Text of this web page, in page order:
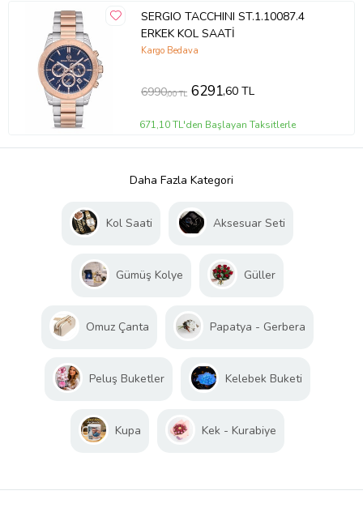
SERGIO TACCHINI ST.1.10087.4
ERKEK KOL SAATİ
Kargo Bedava
6990,00 TL 6291,60 TL
671,10 TL'den Başlayan Taksitlerle
Daha Fazla Kategori
Kol Saati Aksesuar Seti
Gümüş Kolye Güller
Omuz Çanta Papatya - Gerbera
Peluş Buketler Kelebek Buketi
Kupa Kek - Kurabiye